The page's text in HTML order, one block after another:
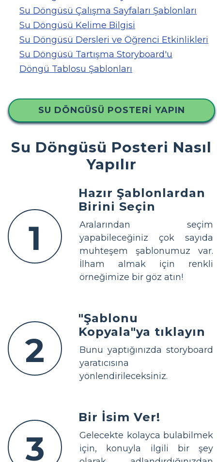
Su Döngüsü Çalışma Sayfaları Şablonları
Su Döngüsü Kelime Bilgisi
Su Döngüsü Dersleri ve Öğrenci Etkinlikleri
Su Döngüsü Tartışma Storyboard'u
Döngü Tablosu Şablonları
SU DÖNGÜSÜ POSTERI YAPIN
Su Döngüsü Posteri Nasıl
Yapılır
1
Hazır Şablonlardan
Birini Seçin
Aralarından seçim
yapabileceğiniz çok sayıda
muhteşem şablonumuz var.
İlham almak için renkli
örneğimize bir göz atın!
2
"Şablonu
Kopyala"ya tıklayın
Bunu yaptığınızda storyboard
yaratıcısına
yönlendirileceksiniz.
3
Bir İsim Ver!
Gelecekte kolayca bulabilmek
için, konuyla ilgili bir şey